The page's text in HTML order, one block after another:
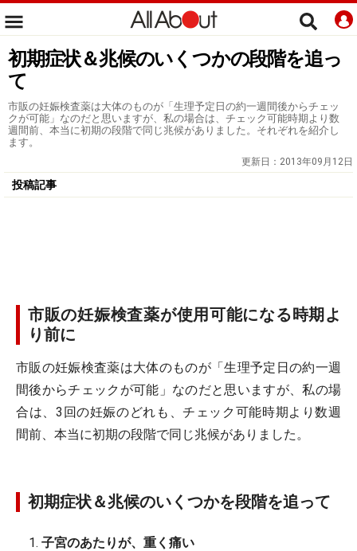
初期症状＆兆候のいくつかの段階を追っ
て
市販の妊娠検査薬は大体のものが「生理予定日の約一週間後からチェッ
クが可能」なのだと思いますが、私の場合は、チェック可能時期より数
週間前、本当に初期の段階で同じ兆候がありました。それぞれを紹介し
ます。
更新日： 2013年09月12日
投稿記事
市販の妊娠検査薬が使用可能になる時期よ
り前に
市販の妊娠検査薬は大体のものが「生理予定日の約一週
間後からチェックが可能」なのだと思いますが、私の場
合は、3回の妊娠のどれも、チェック可能時期より数週
間前、本当に初期の段階で同じ兆候がありました。
初期症状＆兆候のいくつかを段階を追って
子宮のあたりが、重く痛い